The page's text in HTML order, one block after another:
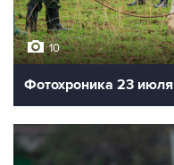
10
Фотохроника 23 июля